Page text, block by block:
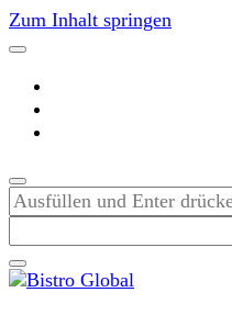
Zum Inhalt springen
Suchst
du
nach
etwas?